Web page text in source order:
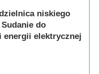
niskiego
do
energii elektrycznej